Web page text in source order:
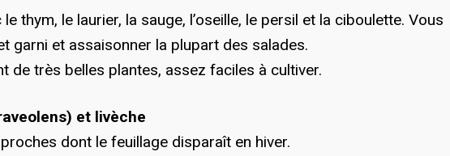
thym, le laurier, la sauge, l’oseille, le persil et la ciboulette. Vous
garni et assaisonner la plupart des salades.
de très belles plantes, assez faciles à cultiver.
et livèche
dont le feuillage disparaît en hiver.